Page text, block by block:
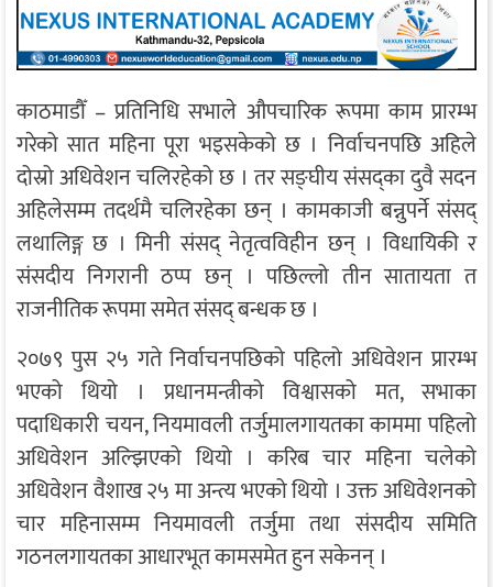
काठमाडौँ – प्रतिनिधि सभाले औपचारिक रूपमा काम प्रारम्भ
गरेको सात महिना पूरा भइसकेको छ । निर्वाचनपछि अहिले
दोस्रो अधिवेशन चलिरहेको छ । तर सङ्घीय संसद्का दुवै सदन
अहिलेसम्म तदर्थमै चलिरहेका छन् । कामकाजी बन्नुपर्ने संसद्
लथालिङ्ग छ । मिनी संसद् नेतृत्वविहीन छन् । विधायिकी र
संसदीय निगरानी ठप्प छन् । पछिल्लो तीन सातायता त
राजनीतिक रूपमा समेत संसद् बन्धक छ ।
२०७९ पुस २५ गते निर्वाचनपछिको पहिलो अधिवेशन प्रारम्भ
भएको थियो । प्रधानमन्त्रीको विश्वासको मत, सभाका
पदाधिकारी चयन, नियमावली तर्जुमालगायतका काममा पहिलो
अधिवेशन अल्झिएको थियो । करिब चार महिना चलेको
अधिवेशन वैशाख २५ मा अन्त्य भएको थियो । उक्त अधिवेशनको
चार महिनासम्म नियमावली तर्जुमा तथा संसदीय समिति
गठनलगायतका आधारभूत कामसमेत हुन सकेनन् ।